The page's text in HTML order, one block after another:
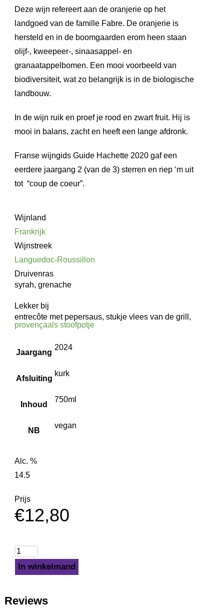
Deze wijn refereert aan de oranjerie op het
landgoed van de famille Fabre. De oranjerie is
hersteld en in de boomgaarden erom heen staan
olijf-, kweepeer-, sinaasappel- en
granaatappelbomen. Een mooi voorbeeld van
biodiversiteit, wat zo belangrijk is in de biologische
landbouw.
In de wijn ruik en proef je rood en zwart fruit. Hij is
mooi in balans, zacht en heeft een lange afdronk.
Franse wijngids Guide Hachette 2020 gaf een
eerdere jaargang 2 (van de 3) sterren en riep ‘m uit
tot “coup de coeur”.
Wijnland
Frankrijk
Wijnstreek
Languedoc-Roussillon
Druivenras
syrah, grenache
Lekker bij
entrecôte met pepersaus, stukje vlees van de grill,
provençaals stoofpotje
Jaargang
2024
Afsluiting
kurk
Inhoud
750ml
NB
vegan
Alc. %
14.5
Prijs
€12,80
In winkelmand
Reviews